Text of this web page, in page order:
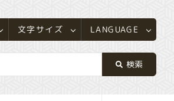
文字サイズ LANGUAGE